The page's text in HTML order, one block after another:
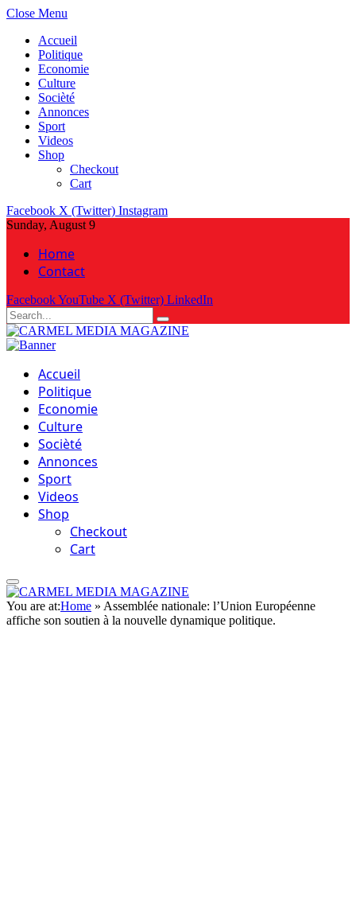
Close Menu
Accueil
Politique
Economie
Culture
Socièté
Annonces
Sport
Videos
Shop
Checkout
Cart
Facebook X (Twitter) Instagram
Sunday, August 9
Home
Contact
FacebookYouTube X (Twitter) LinkedIn
Accueil
Politique
Economie
Culture
Socièté
Annonces
Sport
Videos
Shop
Checkout
Cart
You are at:Home » Assemblée nationale: l’Union Européenne
affiche son soutien à la nouvelle dynamique politique.